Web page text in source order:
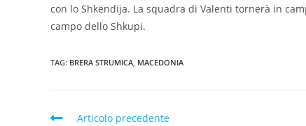
con lo Shkëndija. La squadra di Valenti tornerà in
campo dello Shkupi.
TAG: BRERA STRUMICA, MACEDONIA
Articolo precedente